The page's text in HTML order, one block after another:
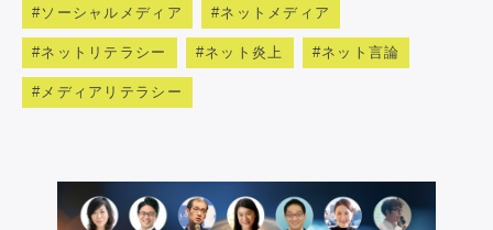
ソーシャルメディア ネットメディア
ネットリテラシー ネット炎上 ネット言論
メディアリテラシー